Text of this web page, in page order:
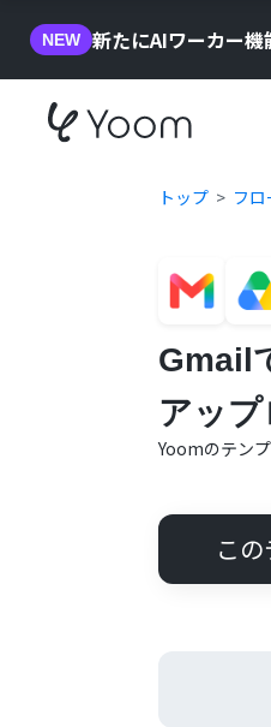
NEW 新たにAIワーカー機
トップ フ
Gmail
アッ
Yoomのテン
こ